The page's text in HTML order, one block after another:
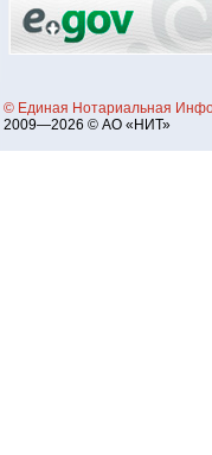
© Единая Нотариальная
2009—2026 © АО «НИТ»